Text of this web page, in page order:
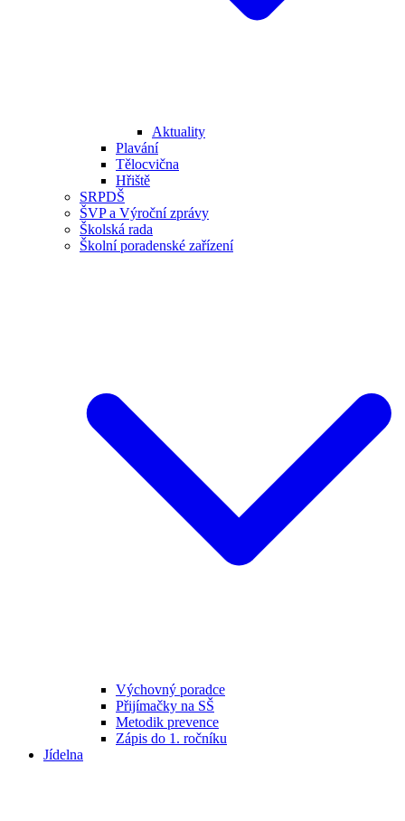
Aktuality
Plavání
Tělocvična
Hřiště
SRPDŠ
ŠVP a Výroční zprávy
Školská rada
Školní poradenské zařízení
Výchovný poradce
Přijímačky na SŠ
Metodik prevence
Zápis do 1. ročníku
Jídelna